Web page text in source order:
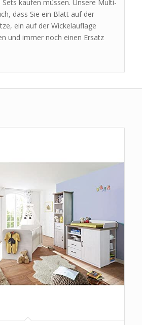
Sets kaufen müssen. Unsere Multi-
dass Sie ein Blatt auf der
ein auf der Wickelauflage
und immer noch einen Ersatz